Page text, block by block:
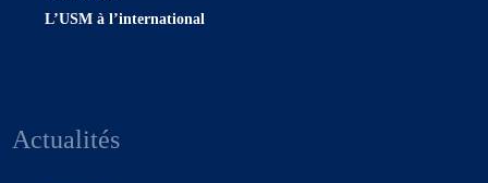
L’USM à l’international
Actualités